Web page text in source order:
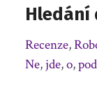
Hledání
Recenze,
Ne,jde,o,